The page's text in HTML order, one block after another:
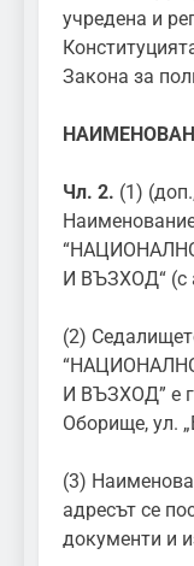
учредена и
Закона за
Чл. 2. (1)
И ВЪЗХОД“ (с
(2)
И ВЪЗХОД” е
Оборище, ул.
(3)
адресът се
документи и